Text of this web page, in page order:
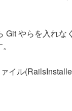
やらを入れな
イル